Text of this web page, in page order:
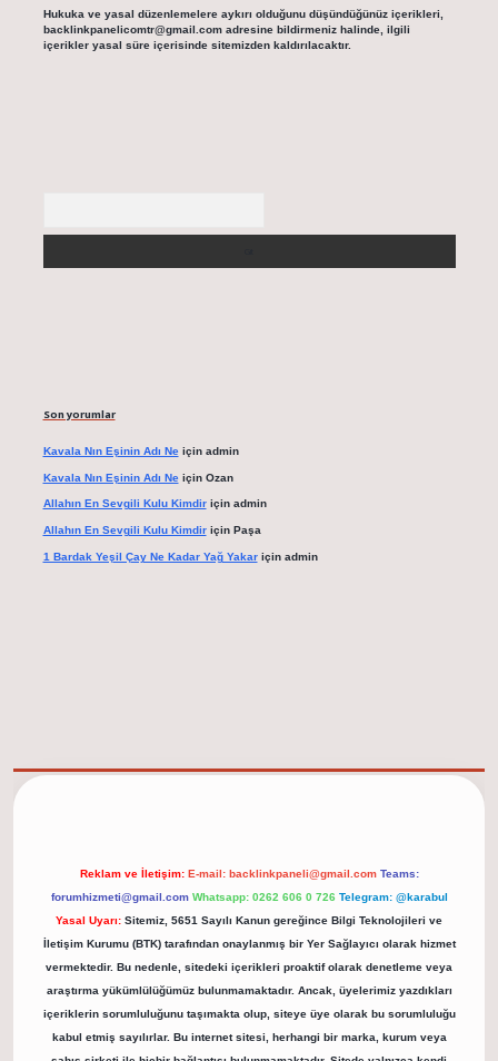
Hukuka ve yasal düzenlemelere aykırı olduğunu düşündüğünüz içerikleri,
backlinkpanelicomtr@gmail.comadresine bildirmeniz halinde, ilgili
içerikler yasal süre içerisinde sitemizden kaldırılacaktır.
Son yorumlar
Kavala Nın Eşinin Adı Neiçin admin
Kavala Nın Eşinin Adı Neiçin Ozan
Allahın En Sevgili Kulu Kimdiriçin admin
Allahın En Sevgili Kulu Kimdiriçin Paşa
1 Bardak Yeşil Çay Ne Kadar Yağ Yakariçin admin
Reklam ve İletişim: E-mail: backlinkpaneli@gmail.com Teams:
forumhizmeti@gmail.com Whatsapp: 0262 606 0 726 Telegram: @karabul
Yasal Uyarı: Sitemiz, 5651 Sayılı Kanun gereğince Bilgi Teknolojileri ve
İletişim Kurumu (BTK) tarafından onaylanmış bir Yer Sağlayıcı olarak hizmet
vermektedir. Bu nedenle, sitedeki içerikleri proaktif olarak denetleme veya
araştırma yükümlülüğümüz bulunmamaktadır. Ancak, üyelerimiz yazdıkları
içeriklerin sorumluluğunu taşımakta olup, siteye üye olarak bu sorumluluğu
kabul etmiş sayılırlar. Bu internet sitesi, herhangi bir marka, kurum veya